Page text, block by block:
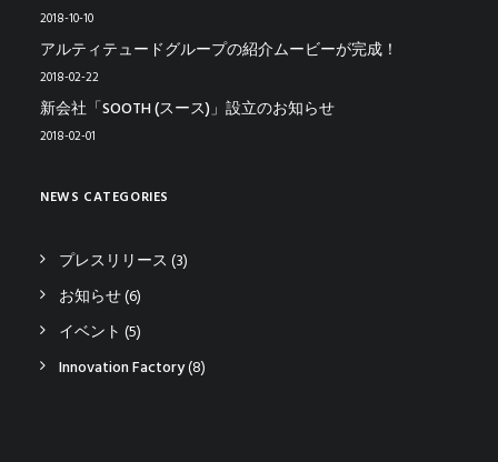
2018-10-10
アルティテュードグループの紹介ムービーが完成！
2018-02-22
新会社「SOOTH (スース)」設立のお知らせ
2018-02-01
NEWS CATEGORIES
プレスリリース (3)
お知らせ(6)
イベント (5)
Innovation Factory(8)